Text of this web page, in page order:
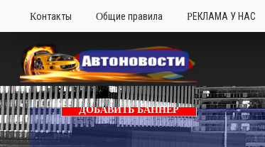
Контакты Общие правила РЕКЛАМА У НАС
ДОБАВИТЬ БАННЕР